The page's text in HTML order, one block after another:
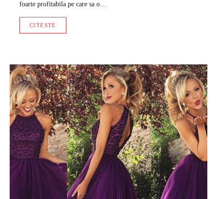
foarte profitabila pe care sa o…
CITESTE